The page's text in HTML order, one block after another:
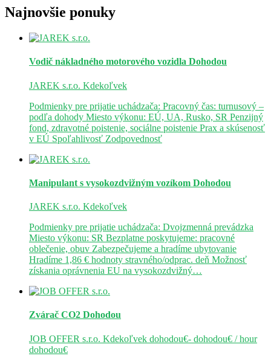
Najnovšie ponuky
Vodič nákladného motorového vozidla Dohodou
JAREK s.r.o. Kdekoľvek
Podmienky pre prijatie uchádzača: Pracovný čas: turnusový –
podľa dohody Miesto výkonu: EÚ, UA, Rusko, SR Penzijný
fond, zdravotné poistenie, sociálne poistenie Prax a skúsenosť
v EÚ Spoľahlivosť Zodpovednosť
Manipulant s vysokozdvižným vozíkom Dohodou
JAREK s.r.o. Kdekoľvek
Podmienky pre prijatie uchádzača: Dvojzmenná prevádzka
Miesto výkonu: SR Bezplatne poskytujeme: pracovné
oblečenie, obuv Zabezpečujeme a hradíme ubytovanie
Hradíme 1,86 € hodnoty stravného/odprac. deň Možnosť
získania oprávnenia EU na vysokozdvižný…
Zvárač CO2 Dohodou
JOB OFFER s.r.o. Kdekoľvek dohodou€- dohodou€ / hour
dohodou€